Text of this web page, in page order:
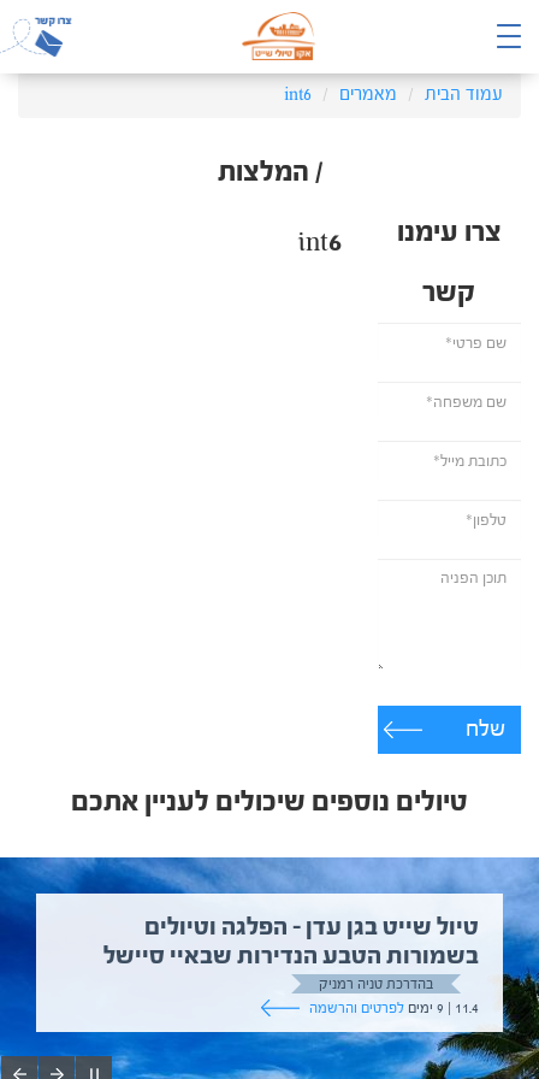
עמוד הבית מאמרים int6
/ המלצות
צרו עימנו
קשר
שלח
int6
טיולים נוספים שיכולים לעניין אתכם
טיול שייט בגן עדן – הפלגה וטיולים
בשמורות הטבע הנדירות שבאיי סיישל
בהדרכת טניה רמניק
11.4 | 9 ימים
לפרטים והרשמה